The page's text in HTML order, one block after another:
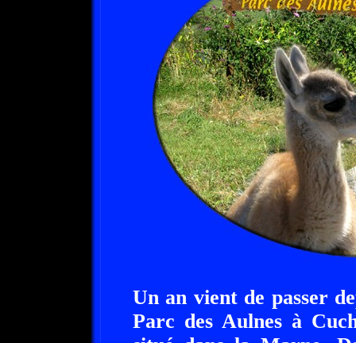
Un an vient de passer
Parc des Aulnes à